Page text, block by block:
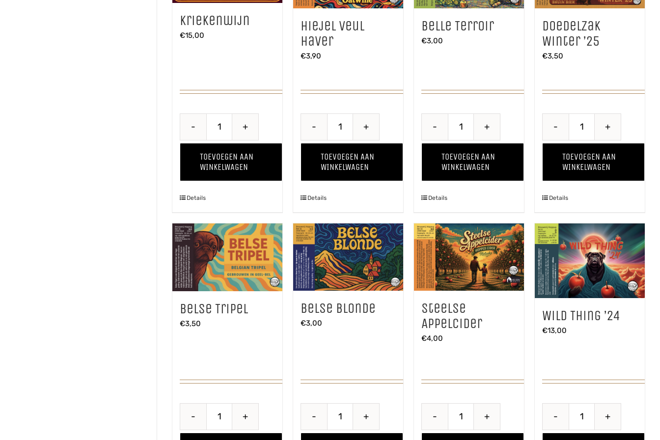
Kriekenwijn
€15,00
TOEVOEGEN AAN
WINKELWAGEN
Details
Hiejel Veul
Haver
€3,90
Haver
TOEVOEGEN AAN
WINKELWAGEN
Details
Belle Terroir
€3,00
aantal
TOEVOEGEN AAN
WINKELWAGEN
Details
Doedelzak
Winter ’25
€3,50
'25
TOEVOEGEN AAN
WINKELWAGEN
Details
Belse Tripel
€3,50
Belse Blonde
€3,00
Steelse
Appelcider
€4,00
Wild Thing ’24
€13,00